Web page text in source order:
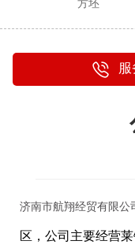
方坯
服
济南市航翔经贸有限公
区，公司主要经营